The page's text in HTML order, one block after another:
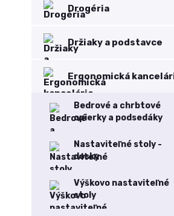
Drogéria
Držiaky a podstavce
Ergonomická
Bedrové a chrbtové
opierky a podsedáky
Nastaviteľné stoly -
dosky
Výškovo nastaviteľné
stoly